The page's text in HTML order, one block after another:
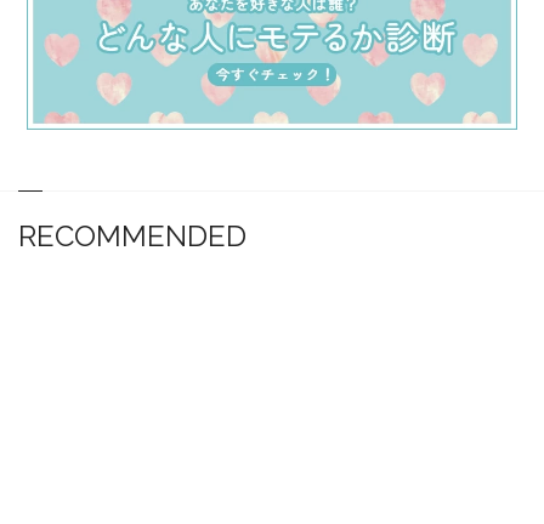
RECOMMENDED